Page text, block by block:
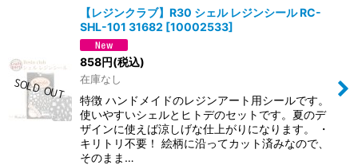
【レジンクラブ】R30 シェル レジンシール RC-
SHL-101 31682 [10002533]
858円(税込)
在庫なし
特徴 ハンドメイドのレジンアート用シールです。
使いやすいシェルとヒトデのセットです。夏のデ
ザインに使えば涼しげな仕上がりになります。 ・
キリトリ不要！ 絵柄に沿ってカット済みなので、
そのまま…